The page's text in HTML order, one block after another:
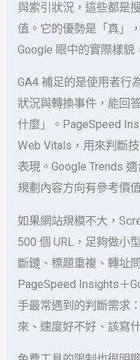
與索引狀況，這些都是
值。它的優勢是「真」
Google 眼中的實際樣貌
GA4 補足的是使用者行
狀況與轉換事件，能回
什麼」。PageSpeed
Web Vitals，用來判斷
表現。Google Trends
規劃內容方向有參考價
如果網站規模不大，
500 個 URL，足夠做小
斷鏈、標題重複、轉址
PageSpeed Insights＋
手最常遇到的判斷需求
來、速度好不好、該寫